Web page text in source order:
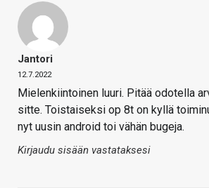
Jantori
12.7.2022
Mielenkiintoinen luuri. Pitää odotella
sitte. Toistaiseksi op 8t on kyllä
nyt uusin android toi vähän bugeja.
Kirjaudu sisään vastataksesi